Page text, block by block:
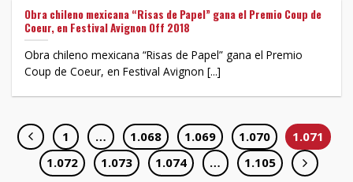
Obra chileno mexicana “Risas de Papel” gana el Premio Coup de
Coeur, en Festival Avignon Off 2018
Obra chileno mexicana “Risas de Papel” gana el Premio
Coup de Coeur, en Festival Avignon [...]
1 … 1.068 1.069 1.070
1.071
1.072
1.073 1.074 … 1.105